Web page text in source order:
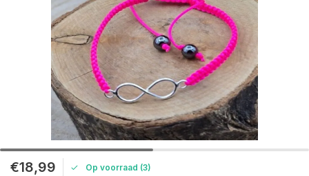
€18,99 Op voorraad (3)